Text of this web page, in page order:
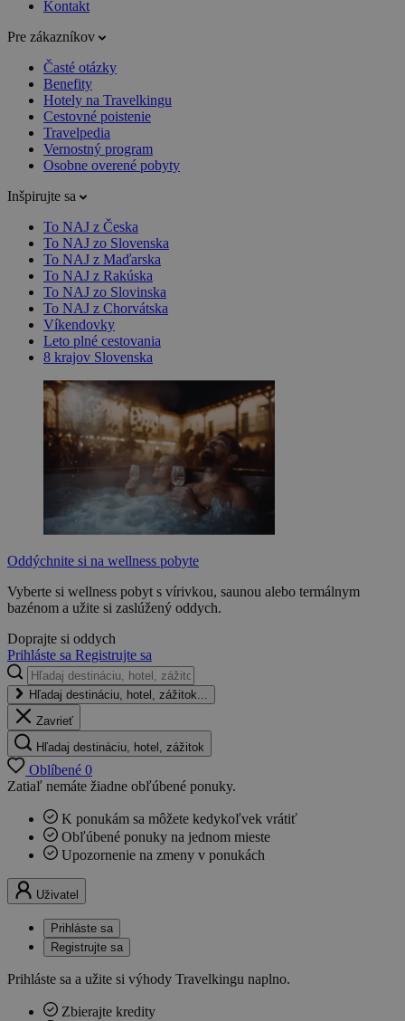
Kontakt
Pre zákazníkov
Časté otázky
Benefity
Hotely na Travelkingu
Cestovné poistenie
Travelpedia
Vernostný program
Osobne overené pobyty
Inšpirujte sa
To NAJ z Česka
To NAJ zo Slovenska
To NAJ z Maďarska
To NAJ z Rakúska
To NAJ zo Slovinska
To NAJ z Chorvátska
Víkendovky
Leto plné cestovania
8 krajov Slovenska
Oddýchnite si na wellness pobyte
Vyberte si wellness pobyt s vírivkou, saunou alebo termálnym
bazénom a užite si zaslúžený oddych.
Doprajte si oddych
Prihláste sa Registrujte sa
Hľadaj destináciu, hotel, zážitok...
Zavrieť
Hľadaj destináciu, hotel, zážitok
Oblíbené 0
Zatiaľ nemáte žiadne obľúbené ponuky.
K ponukám sa môžete kedykoľvek vrátiť
Obľúbené ponuky na jednom mieste
Upozornenie na zmeny v ponukách
Uživatel
Prihláste sa
Registrujte sa
Prihláste sa a užite si výhody Travelkingu naplno.
Zbierajte kredity